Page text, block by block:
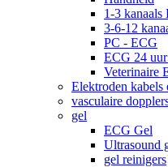
1-3 kanaals
3-6-12
PC - ECG
ECG 24
Veterinaire
Elektroden kabels
vasculaire
gel
ECG Gel
Ultrasound
gel reinigers